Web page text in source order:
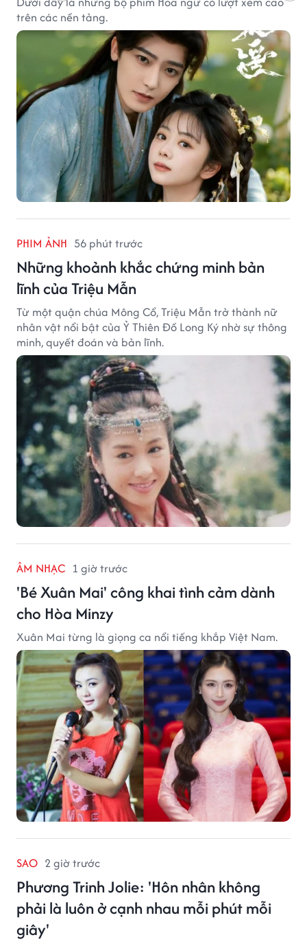
trên các nền tảng.
PHIM ẢNH 56 phút trước
Những khoảnh khắc chứng minh bản
lĩnh của Triệu Mẫn
Từ một quận chúa Mông Cổ, Triệu Mẫn trở thành nữ
nhân vật nổi bật của Ỷ Thiên Đồ Long Ký nhờ sự thông
minh, quyết đoán và bản lĩnh.
ÂM NHẠC 1 giờ trước
'Bé Xuân Mai' công khai tình cảm dành
cho Hòa Minzy
Xuân Mai từng là giọng ca nổi tiếng khắp Việt Nam.
SAO 2 giờ trước
Phương Trinh Jolie: 'Hôn nhân không
phải là luôn ở cạnh nhau mỗi phút mỗi
giây'